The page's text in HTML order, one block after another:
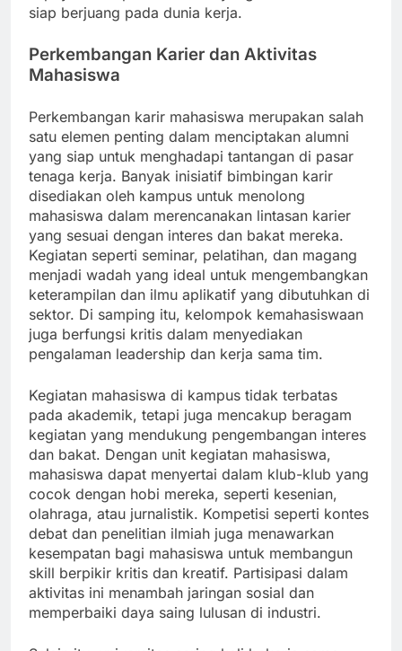
siap berjuang pada dunia kerja.
Perkembangan Karier dan Aktivitas
Mahasiswa
Perkembangan karir mahasiswa merupakan salah
satu elemen penting dalam menciptakan alumni
yang siap untuk menghadapi tantangan di pasar
tenaga kerja. Banyak inisiatif bimbingan karir
disediakan oleh kampus untuk menolong
mahasiswa dalam merencanakan lintasan karier
yang sesuai dengan interes dan bakat mereka.
Kegiatan seperti seminar, pelatihan, dan magang
menjadi wadah yang ideal untuk mengembangkan
keterampilan dan ilmu aplikatif yang dibutuhkan di
sektor. Di samping itu, kelompok kemahasiswaan
juga berfungsi kritis dalam menyediakan
pengalaman leadership dan kerja sama tim.
Kegiatan mahasiswa di kampus tidak terbatas
pada akademik, tetapi juga mencakup beragam
kegiatan yang mendukung pengembangan interes
dan bakat. Dengan unit kegiatan mahasiswa,
mahasiswa dapat menyertai dalam klub-klub yang
cocok dengan hobi mereka, seperti kesenian,
olahraga, atau jurnalistik. Kompetisi seperti kontes
debat dan penelitian ilmiah juga menawarkan
kesempatan bagi mahasiswa untuk membangun
skill berpikir kritis dan kreatif. Partisipasi dalam
aktivitas ini menambah jaringan sosial dan
memperbaiki daya saing lulusan di industri.